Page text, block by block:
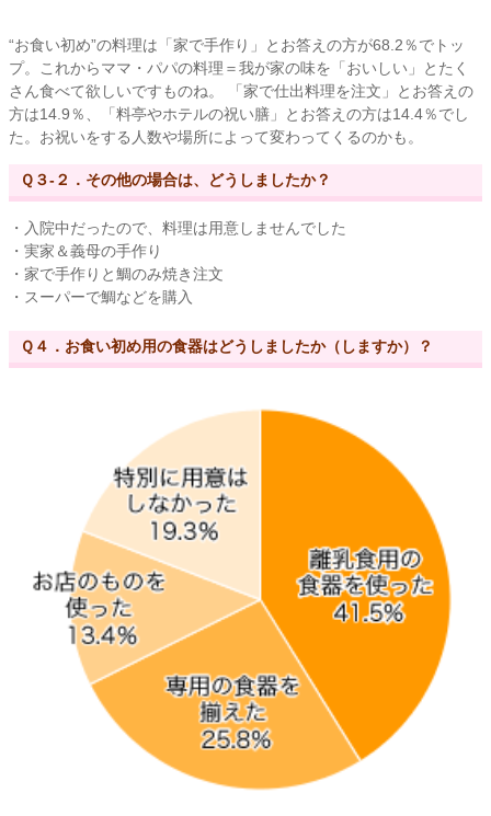
“お食い初め”の料理は「家で手作り」とお答えの方が68.2％でトッ
プ。これからママ・パパの料理＝我が家の味を「おいしい」とたく
さん食べて欲しいですものね。 「家で仕出料理を注文」とお答えの
方は14.9％、「料亭やホテルの祝い膳」とお答えの方は14.4％でし
た。お祝いをする人数や場所によって変わってくるのかも。
Ｑ３-２．その他の場合は、どうしましたか？
・入院中だったので、料理は用意しませんでした
・実家＆義母の手作り
・家で手作りと鯛のみ焼き注文
・スーパーで鯛などを購入
Ｑ４．お食い初め用の食器はどうしましたか（しますか）？